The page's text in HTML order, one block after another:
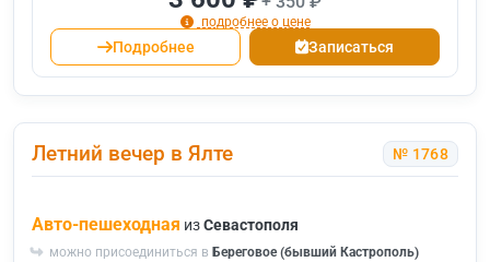
подробнее о цене
Подробнее Записаться
Летний вечер в Ялте № 1768
Авто-пешеходная изСевастополя
можно присоединиться в Береговое (бывший Кастрополь)